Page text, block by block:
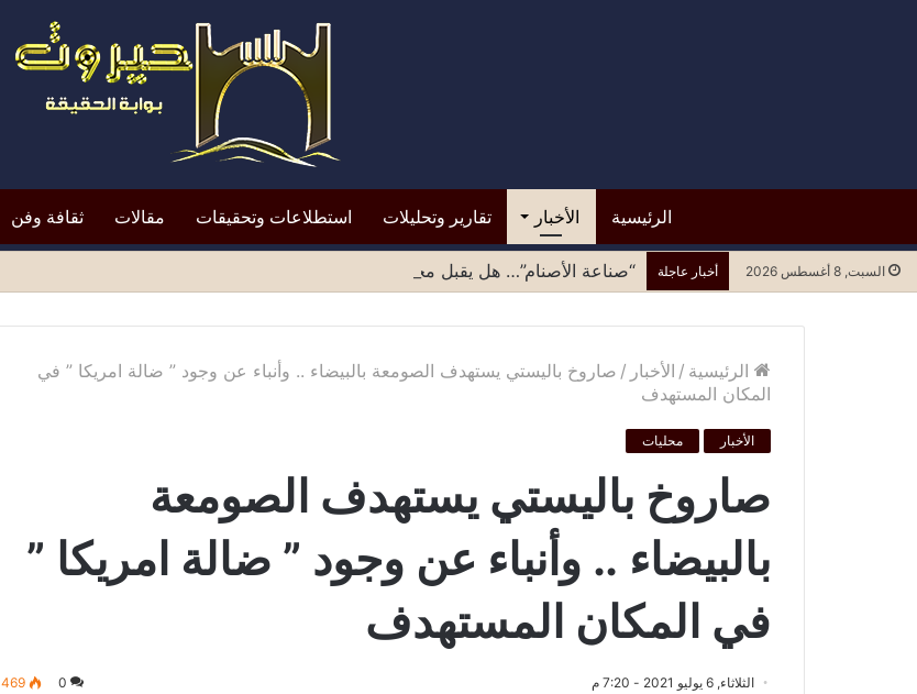
الرئيسية الأخبار تقارير وتحليلات استطلاعات وتحقيقات مقالات ثقافة وفن
السبت, 8 أغسطس 2026 أخبار عاجلة “صناعة الأصنام”… هل يقبل محافظ أبين النقد؟*
الرئيسية / الأخبار / صاروخ باليستي يستهدف الصومعة بالبيضاء .. وأنباء عن وجود ” ضالة امريكا ” في
المكان المستهدف
الأخبار محليات
صاروخ باليستي يستهدف الصومعة
بالبيضاء .. وأنباء عن وجود ” ضالة امريكا ”
في المكان المستهدف
الثلاثاء, 6 يوليو 2021 - 7:20 م 0
469